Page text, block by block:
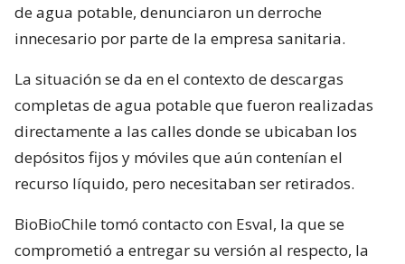
de agua potable, denunciaron un derroche
innecesario por parte de la empresa sanitaria.
La situación se da en el contexto de descargas
completas de agua potable que fueron realizadas
directamente a las calles donde se ubicaban los
depósitos fijos y móviles que aún contenían el
recurso líquido, pero necesitaban ser retirados.
BioBioChile tomó contacto con Esval, la que se
comprometió a entregar su versión al respecto, la